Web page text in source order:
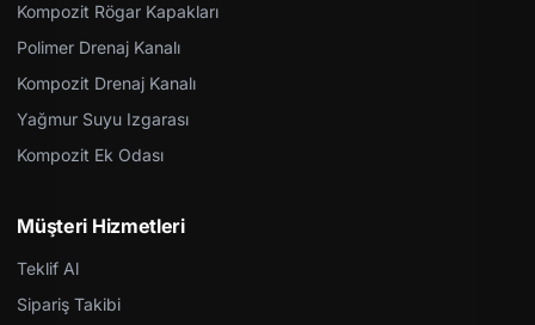
Kompozit Rögar Kapakları
Polimer Drenaj Kanalı
Kompozit Drenaj Kanalı
Yağmur Suyu Izgarası
Kompozit Ek Odası
Müşteri Hizmetleri
Teklif Al
Sipariş Takibi